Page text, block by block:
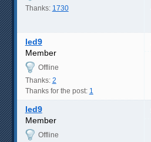
Thanks: 1730
led9
Member
Offline
Thanks: 2
Thanks for the post: 1
led9
Member
Offline